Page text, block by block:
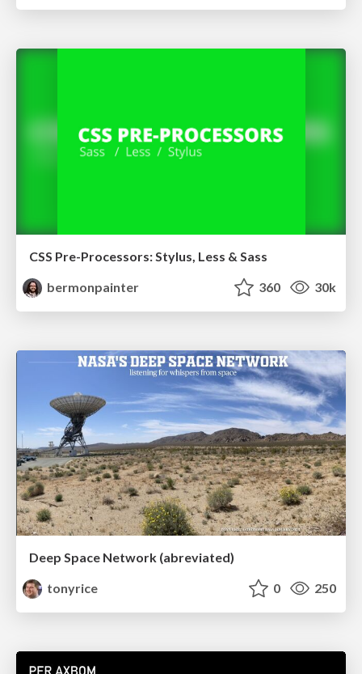
CSS Pre-Processors: Stylus, Less & Sass
bermonpainter
360 30k
Deep Space Network (abreviated)
tonyrice
0 250